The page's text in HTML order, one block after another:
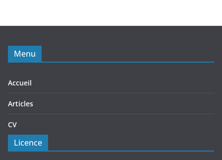
Menu
Accueil
Articles
CV
Licence